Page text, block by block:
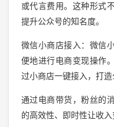
或代言费用。这种形式
提升公众号的知名度。
微信小商店接入：微信
便地进行电商变现操作
过小商店一键接入，打造
通过电商带货，粉丝的
的高效性、即时性让收入